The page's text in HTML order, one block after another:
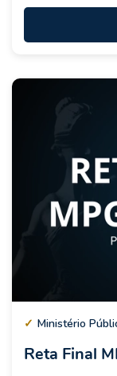
✓ Ministério
Reta Final